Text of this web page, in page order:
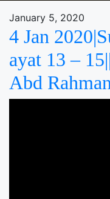
Tag:
15Ustaz
January 5, 2020
4 Jan
ayat 13 –
Abd Rahman